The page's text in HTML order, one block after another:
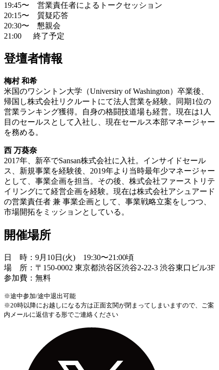
19:45〜 営業責任者によるトークセッション
20:15〜 質疑応答
20:30〜 懇親会
21:00 終了予定
登壇者情報
梅村 和希
米国のワシントン大学（Universiry of Washington）卒業後、
帰国し株式会社リクルートにて法人営業を経験。同期1位の
営業ランキング獲得。自身の格闘技道場も経営。現在は1人
目のセールスとして入社し、現在セールス本部マネージャー
を務める。
西 万葵奈
2017年、新卒でSansan株式会社に入社。インサイドセール
ス、新規事業を経験後、2019年より当時最年少マネージャー
として、事業企画を担当。その後、株式会社ファーストリテ
イリングにて経営企画を経験。現在は株式会社アシュアード
の営業責任者 兼 事業企画として、事業戦略立案をしつつ、
市場開拓をミッションとしている。
開催場所
日 時：9月10日(火) 19:30〜21:00頃
場 所：〒150-0002 東京都渋谷区渋谷2-22-3 渋谷東口ビル3F
参加費：無料
※途中参加/途中退出可能
※20時以降にお越しになる方は正面玄関が閉まってしまいますので、ご案
内メールに返信する形でご連絡ください